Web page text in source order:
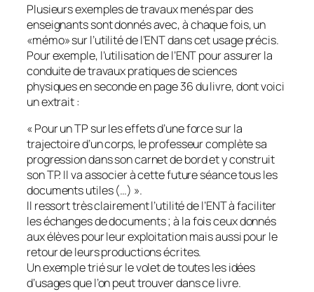
Plusieurs exemples de travaux menés par des
enseignants sont donnés avec, à chaque fois, un
«mémo» sur l’utilité de l’ENT dans cet usage précis.
Pour exemple, l’utilisation de l’ENT pour assurer la
conduite de travaux pratiques de sciences
physiques en seconde en page 36 du livre, dont voici
un extrait :
«Pour un TP sur les effets d’une force sur la
trajectoire d’un corps, le professeur complète sa
progression dans son carnet de bord et y construit
son TP. Il va associer à cette future séance tous les
documents utiles (…) ».
Il ressort très clairement l’utilité de l’ENT à faciliter
les échanges de documents ; à la fois ceux donnés
aux élèves pour leur exploitation mais aussi pour le
retour de leurs productions écrites.
Un exemple trié sur le volet de toutes les idées
d’usages que l’on peut trouver dans ce livre.